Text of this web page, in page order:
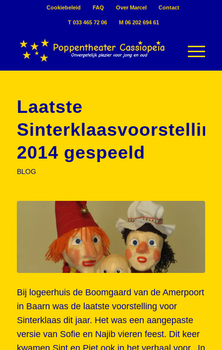
Cookiebeleid FAQ Over Marcel Contact
T 033 465 72 06 M 06 202 694 61
Laatste
2014 gespeeld
BLOG
Bij logeerhuis de Boomgaard van de Amerpoort
in Baarn was de laatste voorstelling voor
Sinterklaas dit jaar. Het was een aangepaste
versie van Sofie en Najib vieren feest. Dit keer
kwamen Sint en Piet ook in het verhaal voor. In